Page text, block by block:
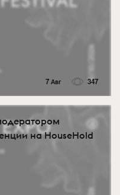
7 Авг 347
на HouseHold